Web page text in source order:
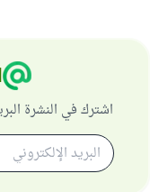
اشترك في النشرة